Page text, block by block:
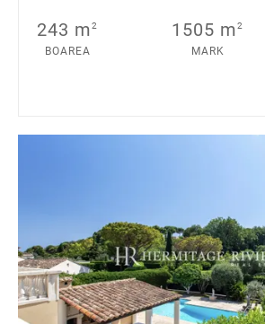
243 m2
BOAREA
1505 m2
MARK